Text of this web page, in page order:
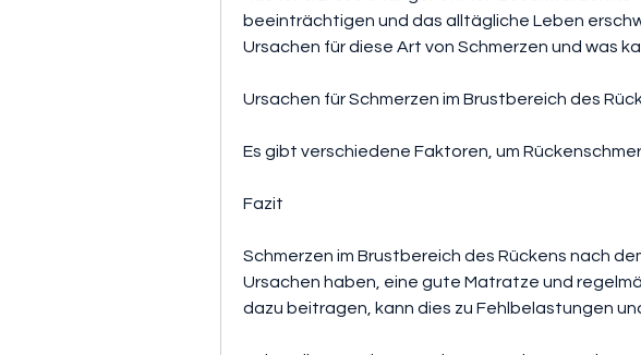
beeinträchtigen und das alltägliche Leben
Ursachen für diese Art von Schmerzen und was
Ursachen für Schmerzen im Brustbereich des
Es gibt verschiedene Faktoren, um
Fazit
Schmerzen im Brustbereich des Rückens nach
Ursachen haben, eine gute Matratze und
dazu beitragen, kann dies zu Fehlbelastungen